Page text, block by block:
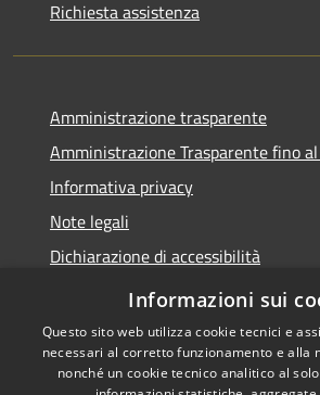
Richiesta assistenza
Amministrazione trasparente
Amministrazione Trasparente fino
Informativa privacy
Note legali
Dichiarazione di accessibilità
Meccanismo di feedback
Informazioni sui
Questo sito web utilizza cookie tecnici e
necessari al corretto funzionamento e alla
nonché un cookie tecnico analitico al